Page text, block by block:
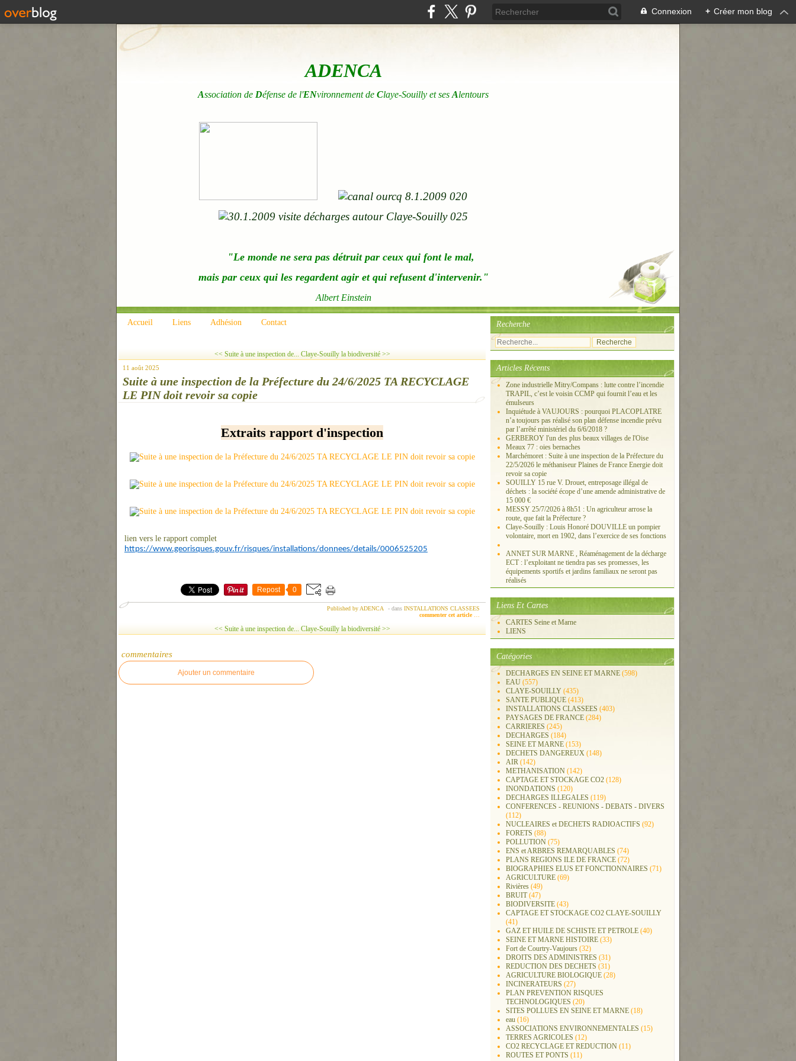
Connexion + Créer mon blog
ADENCA
Association de Défense de l'ENvironnement de Claye-Souilly et ses Alentours
"Le monde ne sera pas détruit par ceux qui font le mal,
mais par ceux qui les regardent agir et qui refusent d'intervenir."
Albert Einstein
Accueil Liens Adhésion Contact
<< Suite à une inspection de... Claye-Souilly la biodiversité >>
11 août 2025
Suite à une inspection de la Préfecture du 24/6/2025 TA RECYCLAGE
LE PIN doit revoir sa copie
Extraits rapport d'inspection
lien vers le rapport complet
https://www.georisques.gouv.fr/risques/installations/donnees/details/0006525205
Repost 0
Published by ADENCA - dans INSTALLATIONS CLASSEES
commenter cet article
<< Suite à une inspection de... Claye-Souilly la biodiversité >>
commentaires
Ajouter un commentaire
Recherche
Articles Récents
Zone industrielle Mitry/Compans : lutte contre l’incendie
TRAPIL, c’est le voisin CCMP qui fournit l’eau et les
émulseurs
Inquiétude à VAUJOURS : pourquoi PLACOPLATRE
n’a toujours pas réalisé son plan défense incendie prévu
par l’arrêté ministériel du 6/6/2018 ?
GERBEROY l'un des plus beaux villages de l'Oise
Meaux 77 : oies bernaches
Marchémoret : Suite à une inspection de la Préfecture du
22/5/2026 le méthaniseur Plaines de France Energie doit
revoir sa copie
SOUILLY 15 rue V. Drouet, entreposage illégal de
déchets : la société écope d’une amende administrative de
15 000 €
MESSY 25/7/2026 à 8h51 : Un agriculteur arrose la
route, que fait la Préfecture ?
Claye-Souilly : Louis Honoré DOUVILLE un pompier
volontaire, mort en 1902, dans l’exercice de ses fonctions
ANNET SUR MARNE , Réaménagement de la décharge
ECT : l’exploitant ne tiendra pas ses promesses, les
équipements sportifs et jardins familiaux ne seront pas
réalisés
Liens Et Cartes
CARTES Seine et Marne
LIENS
Catégories
DECHARGES EN SEINE ET MARNE (598)
EAU (557)
CLAYE-SOUILLY (435)
SANTE PUBLIQUE (413)
INSTALLATIONS CLASSEES (403)
PAYSAGES DE FRANCE (284)
CARRIERES (245)
DECHARGES (184)
SEINE ET MARNE (153)
DECHETS DANGEREUX (148)
AIR (142)
METHANISATION (142)
CAPTAGE ET STOCKAGE CO2 (128)
INONDATIONS (120)
DECHARGES ILLEGALES (119)
CONFERENCES - REUNIONS - DEBATS - DIVERS
(112)
NUCLEAIRES et DECHETS RADIOACTIFS (92)
FORETS (88)
POLLUTION (75)
ENS et ARBRES REMARQUABLES (74)
PLANS REGIONS ILE DE FRANCE (72)
BIOGRAPHIES ELUS ET FONCTIONNAIRES (71)
AGRICULTURE (69)
Rivières (49)
BRUIT(47)
BIODIVERSITE (43)
CAPTAGE ET STOCKAGE CO2 CLAYE-SOUILLY
(41)
GAZ ET HUILE DE SCHISTE ET PETROLE (40)
SEINE ET MARNE HISTOIRE (33)
Fort de Courtry-Vaujours (32)
DROITS DES ADMINISTRES (31)
REDUCTION DES DECHETS (31)
AGRICULTURE BIOLOGIQUE (28)
INCINERATEURS (27)
PLAN PREVENTION RISQUES
TECHNOLOGIQUES (20)
SITES POLLUES EN SEINE ET MARNE (18)
eau (16)
ASSOCIATIONS ENVIRONNEMENTALES (15)
TERRES AGRICOLES (12)
CO2 RECYCLAGE ET REDUCTION (11)
ROUTES ET PONTS (11)